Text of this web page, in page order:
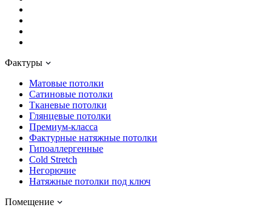
Фактуры
Матовые потолки
Сатиновые потолки
Тканевые потолки
Глянцевые потолки
Премиум-класса
Фактурные натяжные потолки
Гипоаллергенные
Cold Stretch
Негорючие
Натяжные потолки под ключ
Помещение